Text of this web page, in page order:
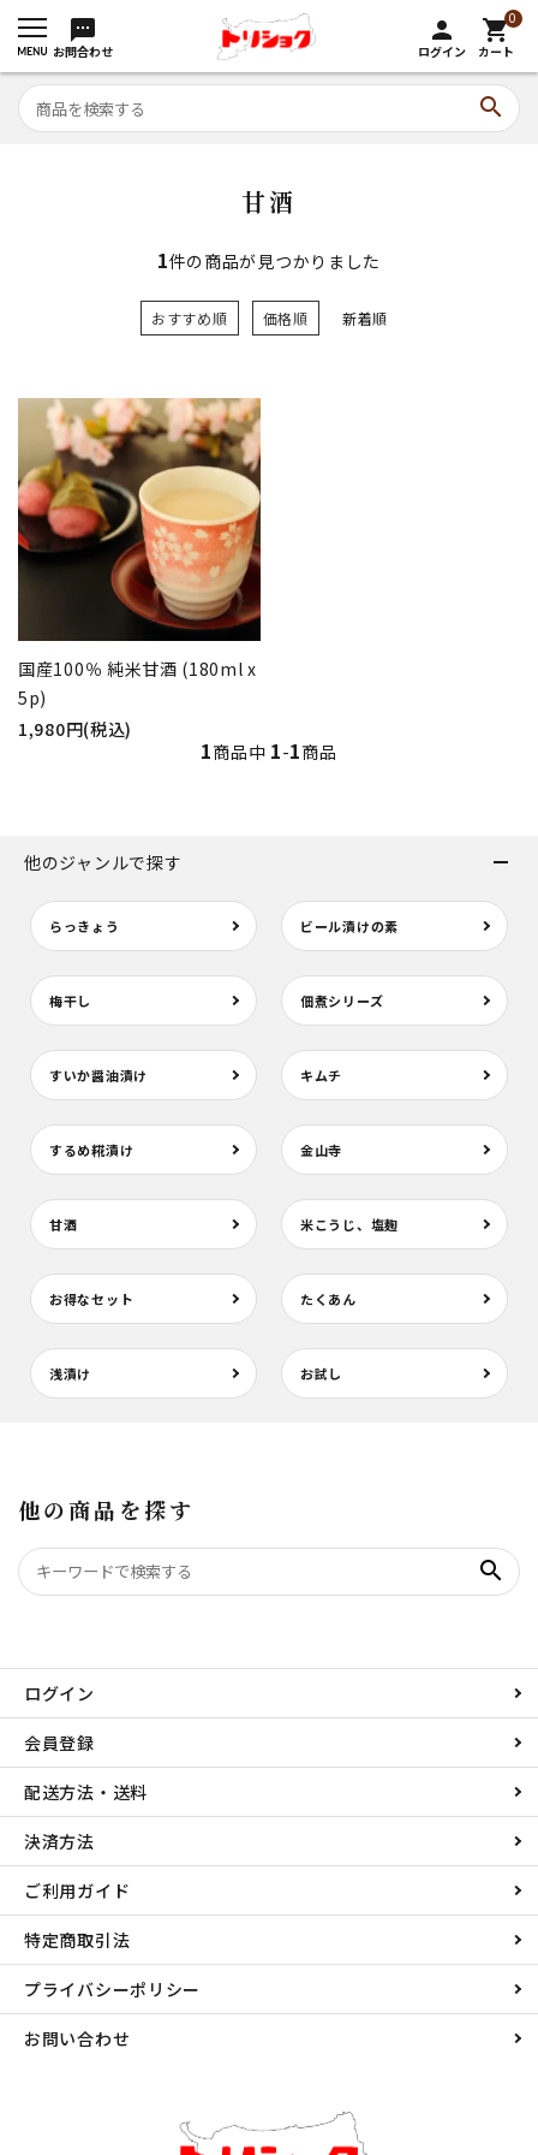
sms
お問合わせ
person
ログイン
0
shopping_cart
カート
search
甘酒
1件の商品が見つかりました
おすすめ順 価格順 新着順
国産100％ 純米甘酒 (180ml x
5p)
1,980円(税込)
1商品中 1-1商品
他のジャンルで探す
らっきょう ビール漬けの素
梅干し 佃煮シリーズ
すいか醤油漬け キムチ
するめ糀漬け 金山寺
甘酒 米こうじ、塩麹
お得なセット たくあん
浅漬け お試し
他の商品を探す
search
ログイン
会員登録
配送方法・送料
決済方法
ご利用ガイド
特定商取引法
プライバシーポリシー
お問い合わせ